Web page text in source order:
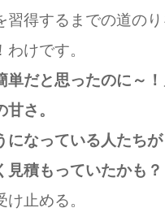
習得するまでの道のり
わけです。
単だと思ったのに～
さ。
になっている人たち
見積もっていたかも？
け止める。